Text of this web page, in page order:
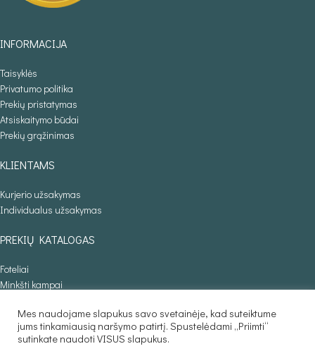
INFORMACIJA
Taisyklės
Privatumo politika
Prekių pristatymas
Atsiskaitymo būdai
Prekių grąžinimas
KLIENTAMS
Kurjerio užsakymas
Individualus užsakymas
PREKIŲ KATALOGAS
Foteliai
Minkšti kampai
Sofos lovos
Stalai
Baldaila.lt © 2025
Mes naudojame slapukus savo svetainėje, kad suteiktume
jums tinkamiausią naršymo patirtį. Spustelėdami „Priimti“
sutinkate naudoti VISUS slapukus.